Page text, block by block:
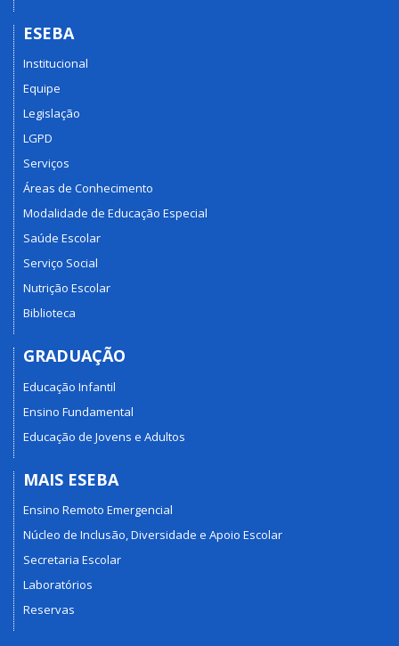
ESEBA
Institucional
Equipe
Legislação
LGPD
Serviços
Áreas de Conhecimento
Modalidade de Educação Especial
Saúde Escolar
Serviço Social
Nutrição Escolar
Biblioteca
GRADUAÇÃO
Educação Infantil
Ensino Fundamental
Educação de Jovens e Adultos
MAIS ESEBA
Ensino Remoto Emergencial
Núcleo de Inclusão, Diversidade e Apoio Escolar
Secretaria Escolar
Laboratórios
Reservas